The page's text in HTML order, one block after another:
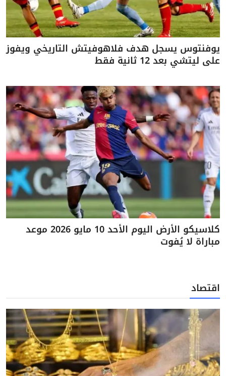
يوفنتوس يسجل هدف فلاهوفيتش التاريخي ويفوز
على ليتشي بعد 12 ثانية فقط
كلاسيكو الأرض اليوم الأحد 10 مايو 2026 موعد
مباراة لا يُفوت
اقتصاد